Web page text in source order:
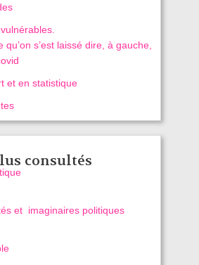
s’est laissé dire, à gauche,
et en statistique
consultés
et imaginaires politiques